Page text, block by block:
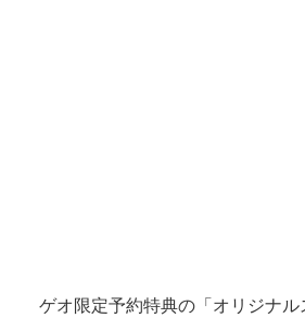
ゲオ限定予約特典の「オリジナル